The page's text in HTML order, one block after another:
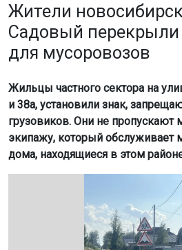
Жители
Садовый перекрыли
для мусоровозов
Жильцы частного сектора на
и 38а, установили знак,
грузовиков. Они не пропускают
экипажу, который обслуживает
дома, находящиеся в этом